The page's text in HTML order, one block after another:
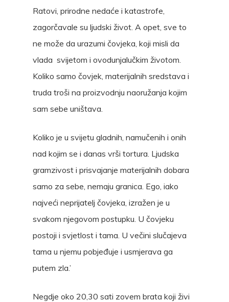
Ratovi, prirodne nedaće i katastrofe,
zagorčavale su ljudski život. A opet, sve to
ne može da urazumi čovjeka, koji misli da
vlada svijetom i ovodunjalučkim životom.
Koliko samo čovjek, materijalnih sredstava i
truda troši na proizvodnju naoružanja kojim
sam sebe uništava.
Koliko je u svijetu gladnih, namučenih i onih
nad kojim se i danas vrši tortura. Ljudska
gramzivost i prisvajanje materijalnih dobara
samo za sebe, nemaju granica. Ego, iako
najveći neprijatelj čovjeka, izražen je u
svakom njegovom postupku. U čovjeku
postoji i svjetlost i tama. U večini slučajeva
tama u njemu pobjeđuje i usmjerava ga
putem zla.’
Negdje oko 20,30 sati zovem brata koji živi